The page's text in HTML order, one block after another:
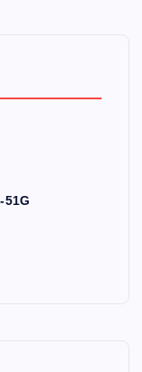
51G